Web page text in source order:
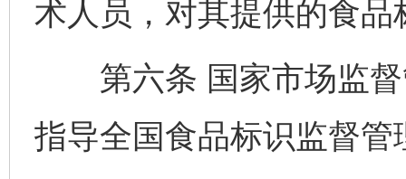
术人员，对其提供的食
第六条 国家市场监督
指导全国食品标识监督管